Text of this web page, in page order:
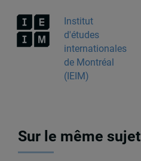
Institut
d'études
internationales
de Montréal
(IEIM)
Sur le même sujet